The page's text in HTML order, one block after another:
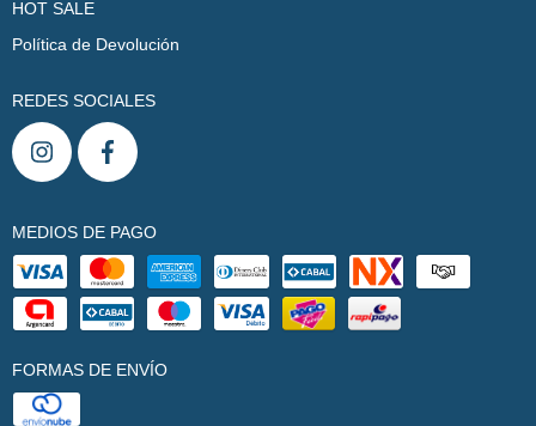
HOT SALE
Política de Devolución
REDES SOCIALES
MEDIOS DE PAGO
FORMAS DE ENVÍO